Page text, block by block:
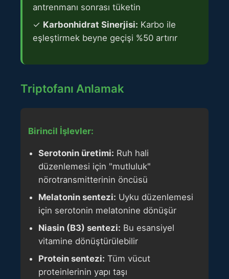
antrenmanı sonrası tüketin
✓ Karbonhidrat Sinerjisi: Karbo ile
eşleştirmek beyne geçişi %50 artırır
Triptofanı Anlamak
Birincil İşlevler:
Serotonin üretimi: Ruh hali
düzenlemesi için "mutluluk"
nörotransmitterinin öncüsü
Melatonin sentezi: Uyku düzenlemesi
için serotonin melatonine dönüşür
Niasin (B3) sentezi: Bu esansiyel
vitamine dönüştürülebilir
Protein sentezi: Tüm vücut
proteinlerinin yapı taşı